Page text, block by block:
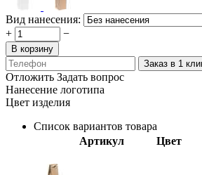
Вид нанесения:
+
−
В корзину
Заказ в 1
Отложить Задать вопрос
Нанесение логотипа
Цвет изделия
Список вариантов товара
Артикул
Цвет